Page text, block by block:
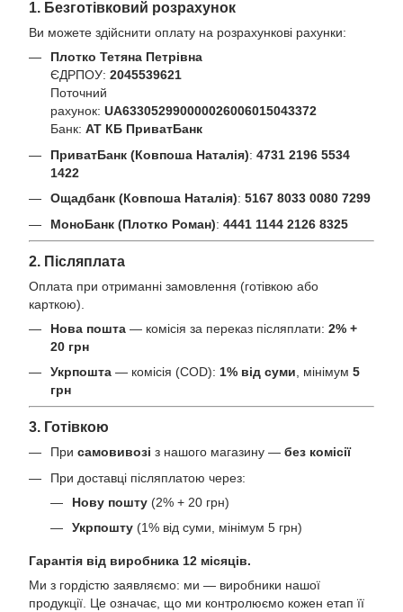
1. Безготівковий розрахунок
Ви можете здійснити оплату на розрахункові рахунки:
Плотко Тетяна Петрівна
ЄДРПОУ: 2045539621
Поточний
рахунок: UA633052990000026006015043372
Банк: АТ КБ ПриватБанк
ПриватБанк (Ковпоша Наталія): 4731 2196 5534
1422
Ощадбанк (Ковпоша Наталія): 5167 8033 0080 7299
МоноБанк (Плотко Роман): 4441 1144 2126 8325
2. Післяплата
Оплата при отриманні замовлення (готівкою або
карткою).
Нова пошта — комісія за переказ післяплати: 2% +
20 грн
Укрпошта — комісія (COD): 1% від суми , мінімум 5
грн
3. Готівкою
При самовивозі з нашого магазину — без комісії
При доставці післяплатою через:
Нову пошту (2% + 20 грн)
Укрпошту (1% від суми, мінімум 5 грн)
Гарантія від виробника 12 місяців.
Ми з гордістю заявляємо: ми — виробники нашої
продукції. Це означає, що ми контролюємо кожен етап її